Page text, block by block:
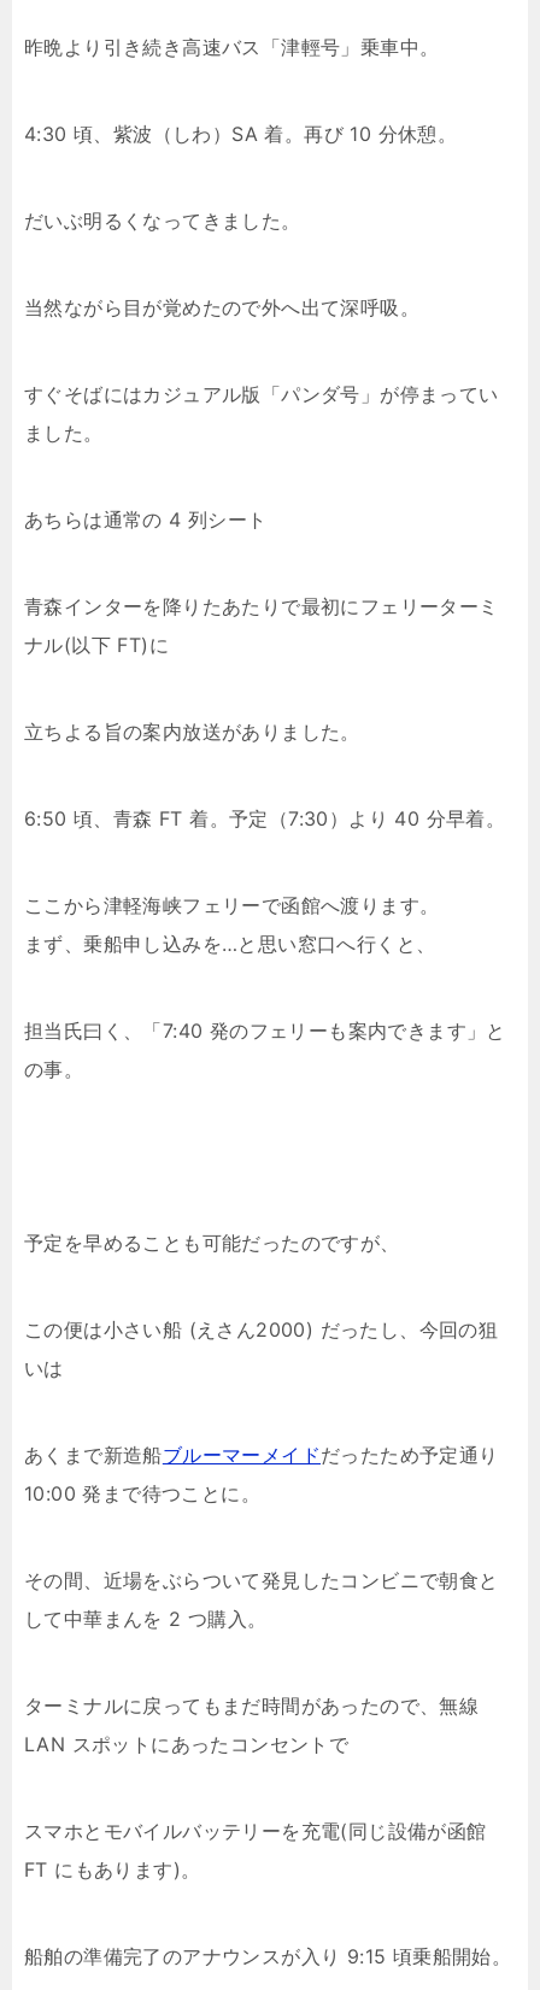
昨晩より引き続き高速バス「津輕号」乗車中。
4:30 頃、紫波（しわ）SA 着。再び 10 分休憩。
だいぶ明るくなってきました。
当然ながら目が覚めたので外へ出て深呼吸。
すぐそばにはカジュアル版「パンダ号」が停まってい
ました。
あちらは通常の 4 列シート
青森インターを降りたあたりで最初にフェリーターミ
ナル(以下 FT)に
立ちよる旨の案内放送がありました。
6:50 頃、青森 FT 着。予定（7:30）より 40 分早着。
ここから津軽海峡フェリーで函館へ渡ります。
まず、乗船申し込みを…と思い窓口へ行くと、
担当氏曰く、「7:40 発のフェリーも案内できます」と
の事。
予定を早めることも可能だったのですが、
この便は小さい船 (えさん2000) だったし、今回の狙
いは
あくまで新造船ブルーマーメイドだったため予定通り
10:00 発まで待つことに。
その間、近場をぶらついて発見したコンビニで朝食と
して中華まんを 2 つ購入。
ターミナルに戻ってもまだ時間があったので、無線
LAN スポットにあったコンセントで
スマホとモバイルバッテリーを充電(同じ設備が函館
FT にもあります)。
船舶の準備完了のアナウンスが入り 9:15 頃乗船開始。